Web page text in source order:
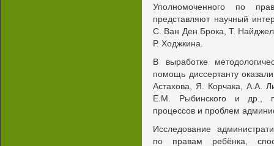
Уполномоченного по
представляют научный
С. Ван Ден Брока, Т.
Р. Ходжкина.
В выработке
помощь диссертанту
Астахова, Я. Корчака, A.A.
Е.М. Рыбинского и др.,
процессов и проблем
Исследование
по правам ребёнка,